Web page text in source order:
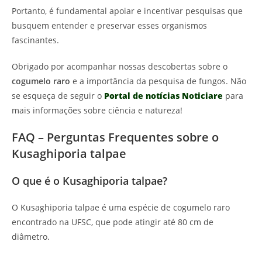
Portanto, é fundamental apoiar e incentivar pesquisas que
busquem entender e preservar esses organismos
fascinantes.
Obrigado por acompanhar nossas descobertas sobre o
cogumelo raro e a importância da pesquisa de fungos. Não
se esqueça de seguir o Portal de notícias Noticiare para
mais informações sobre ciência e natureza!
FAQ – Perguntas Frequentes sobre o
Kusaghiporia talpae
O que é o Kusaghiporia talpae?
O Kusaghiporia talpae é uma espécie de cogumelo raro
encontrado na UFSC, que pode atingir até 80 cm de
diâmetro.